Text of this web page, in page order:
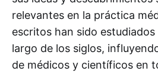
relevantes en la práctica
escritos han sido
largo de los siglos,
de médicos y científicos en